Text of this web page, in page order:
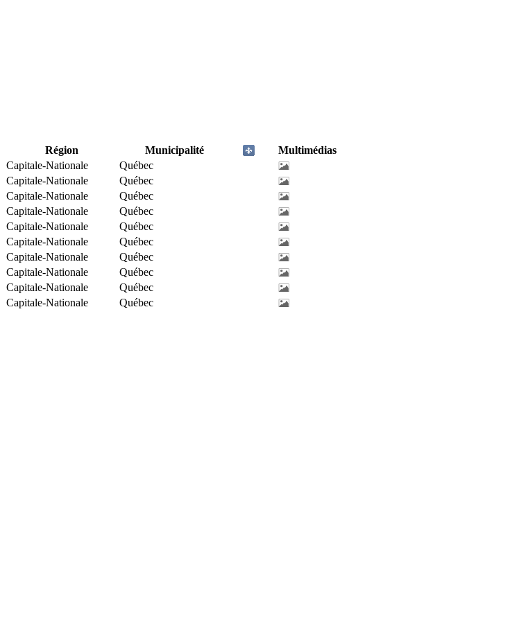
Région Municipalité
Multimédias
Capitale-Nationale
Québec
Capitale-Nationale
Québec
Capitale-Nationale
Québec
Capitale-Nationale
Québec
Capitale-Nationale
Québec
Capitale-Nationale
Québec
Capitale-Nationale
Québec
Capitale-Nationale
Québec
Capitale-Nationale
Québec
Capitale-Nationale Québec